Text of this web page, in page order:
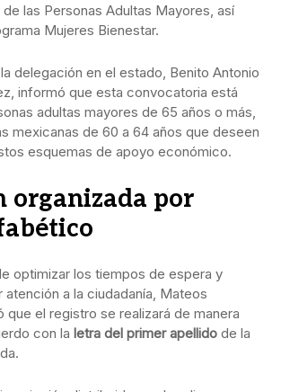
las Personas Adultas Mayores, así
Mujeres Bienestar.
delegación en el estado, Benito Antonio
informó que esta convocatoria está
adultas mayores de 65 años o más,
mexicanas de 60 a 64 años que deseen
esquemas de apoyo económico.
organizada por
optimizar los tiempos de espera y
atención a la ciudadanía, Mateos
que el registro se realizará de manera
con la letra del primer apellido de la